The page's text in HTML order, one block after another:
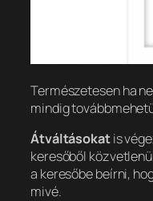
Természetesen ha
mindig
Átváltásokatis
keresőből
a keresőbe beírni,
mivé.